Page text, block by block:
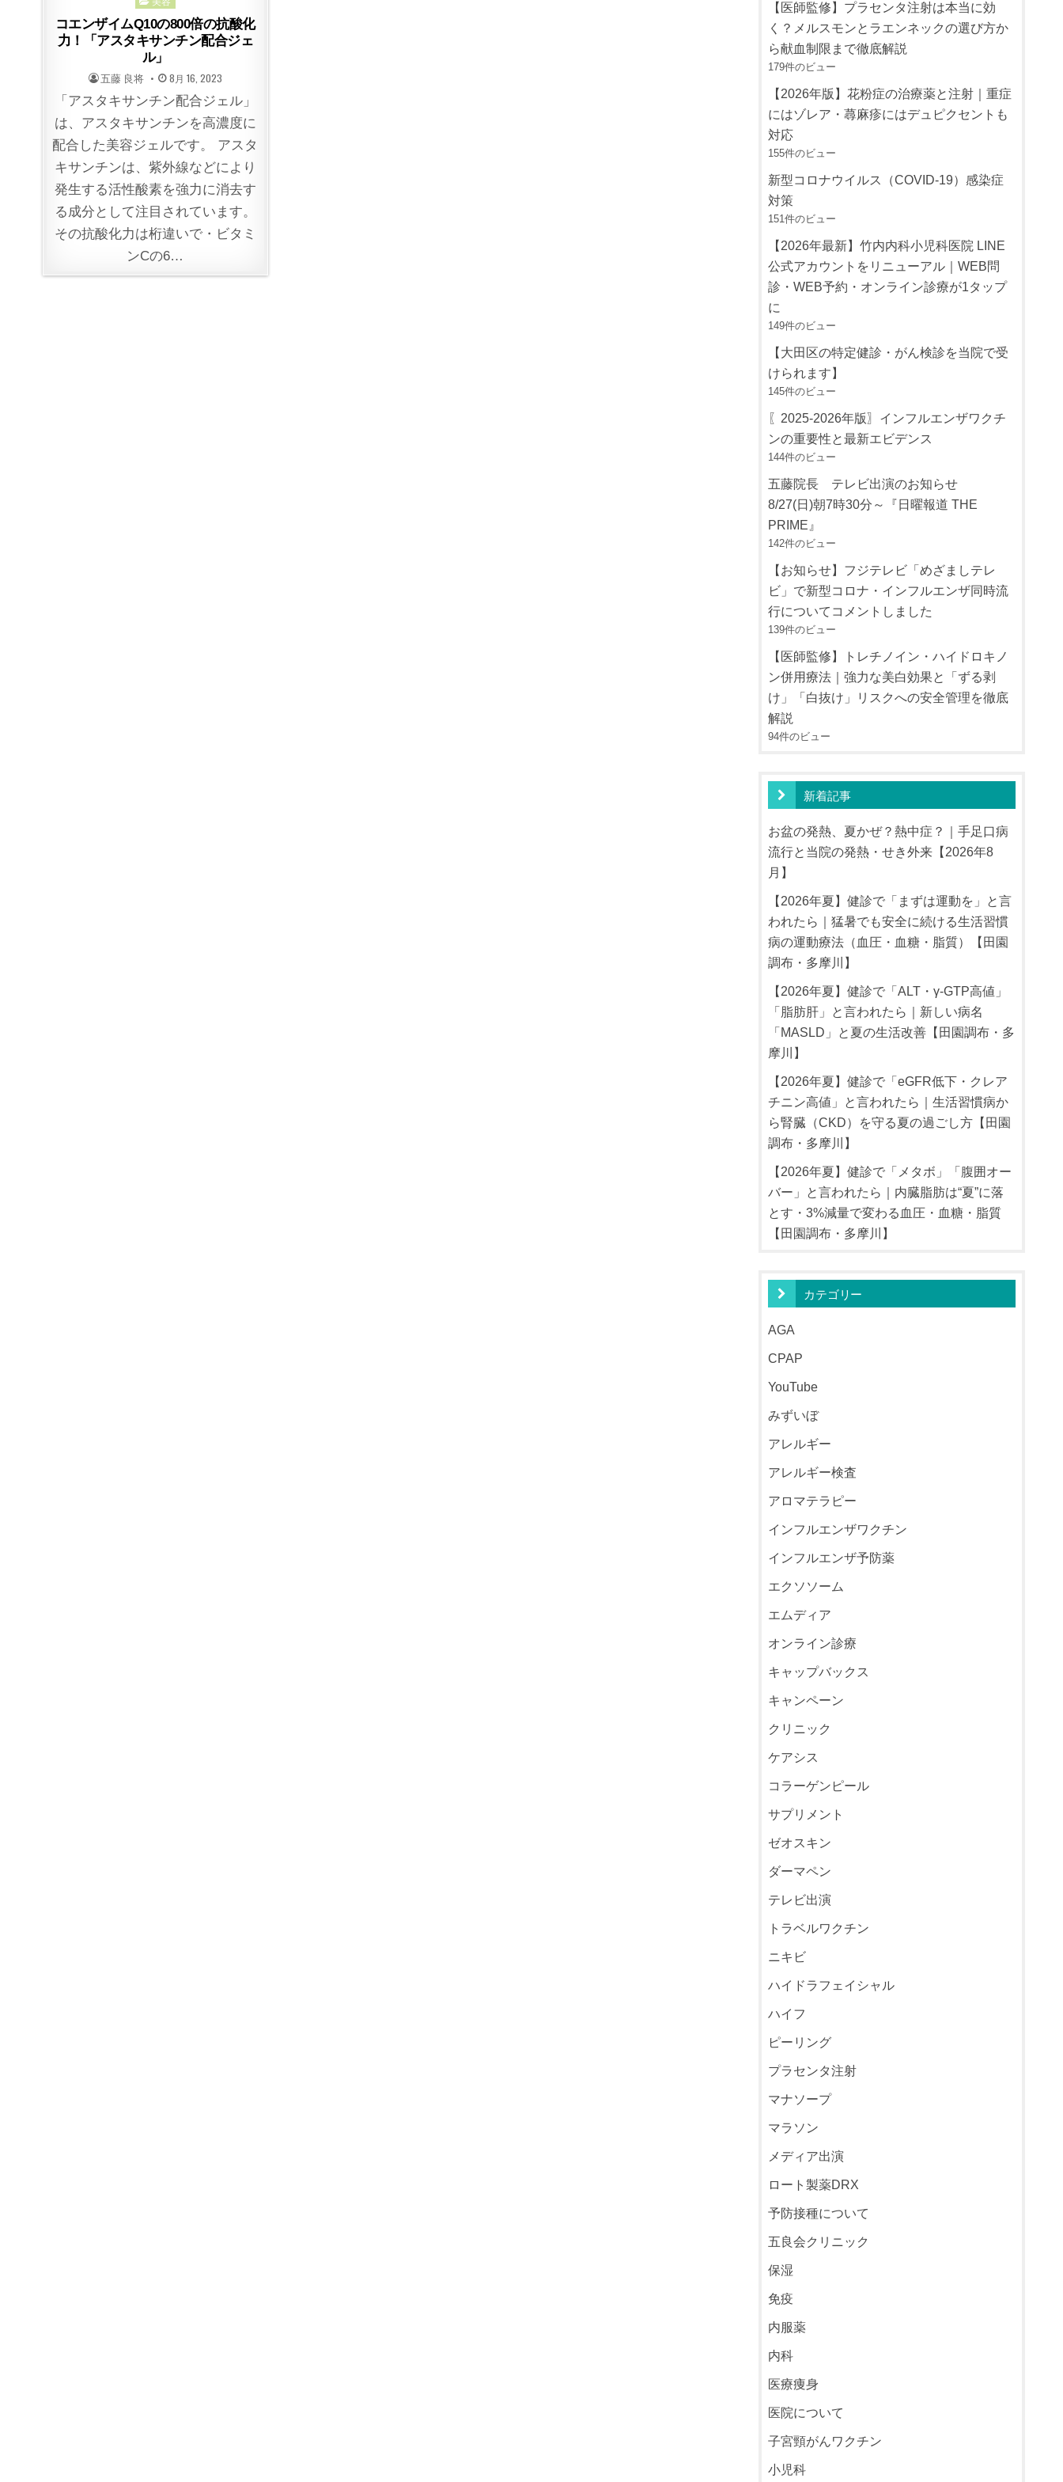
in
コエンザイムQ10の800倍の抗酸化
力！「アスタキサンチン配合ジェ
ル」
POSTED
BY
五藤 良将 POSTED
ON
8月 16, 2023
「アスタキサンチン配合ジェル」
は、アスタキサンチンを高濃度に
配合した美容ジェルです。 アスタ
キサンチンは、紫外線などにより
発生する活性酸素を強力に消去す
る成分として注目されています。
その抗酸化力は桁違いで・ビタミ
ンCの6…
【医師監修】プラセンタ注射は本当に効
く？メルスモンとラエンネックの選び方か
ら献血制限まで徹底解説
179件のビュー
【2026年版】花粉症の治療薬と注射｜重症
にはゾレア・蕁麻疹にはデュピクセントも
対応
155件のビュー
新型コロナウイルス（COVID-19）感染症
対策
151件のビュー
【2026年最新】竹内内科小児科医院 LINE
公式アカウントをリニューアル｜WEB問
診・WEB予約・オンライン診療が1タップ
に
149件のビュー
【大田区の特定健診・がん検診を当院で受
けられます】
145件のビュー
〖2025-2026年版〗インフルエンザワクチ
ンの重要性と最新エビデンス
144件のビュー
五藤院長 テレビ出演のお知らせ
8/27(日)朝7時30分～『日曜報道 THE
PRIME』
142件のビュー
【お知らせ】フジテレビ「めざましテレ
ビ」で新型コロナ・インフルエンザ同時流
行についてコメントしました
139件のビュー
【医師監修】トレチノイン・ハイドロキノ
ン併用療法｜強力な美白効果と「ずる剥
け」「白抜け」リスクへの安全管理を徹底
解説
94件のビュー
新着記事
お盆の発熱、夏かぜ？熱中症？｜手足口病
流行と当院の発熱・せき外来【2026年8
月】
【2026年夏】健診で「まずは運動を」と言
われたら｜猛暑でも安全に続ける生活習慣
病の運動療法（血圧・血糖・脂質）【田園
調布・多摩川】
【2026年夏】健診で「ALT・γ-GTP高値」
「脂肪肝」と言われたら｜新しい病名
「MASLD」と夏の生活改善【田園調布・多
摩川】
【2026年夏】健診で「eGFR低下・クレア
チニン高値」と言われたら｜生活習慣病か
ら腎臓（CKD）を守る夏の過ごし方【田園
調布・多摩川】
【2026年夏】健診で「メタボ」「腹囲オー
バー」と言われたら｜内臓脂肪は“夏”に落
とす・3%減量で変わる血圧・血糖・脂質
【田園調布・多摩川】
カテゴリー
AGA
CPAP
YouTube
みずいぼ
アレルギー
アレルギー検査
アロマテラピー
インフルエンザワクチン
インフルエンザ予防薬
エクソソーム
エムディア
オンライン診療
キャップバックス
キャンペーン
クリニック
ケアシス
コラーゲンピール
サプリメント
ゼオスキン
ダーマペン
テレビ出演
トラベルワクチン
ニキビ
ハイドラフェイシャル
ハイフ
ピーリング
プラセンタ注射
マナソープ
マラソン
メディア出演
ロート製薬DRX
予防接種について
五良会クリニック
保湿
免疫
内服薬
内科
医療痩身
医院について
子宮頸がんワクチン
小児科